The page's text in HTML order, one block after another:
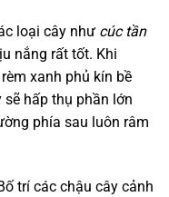
loại cây như cúc tần
nắng rất tốt. Khi
xanh phủ kín bề
hấp thụ phần lớn
phía sau luôn râm
trí các chậu cây cảnh